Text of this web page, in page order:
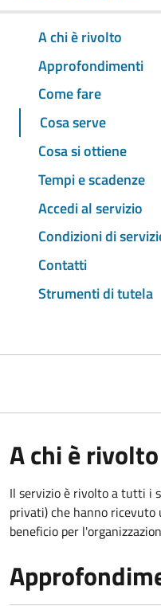
A chi è rivolto
Approfondimenti
Come fare
Cosa serve
Cosa si ottiene
Tempi e scadenze
Accedi al servizio
Condizioni di
Contatti
Strumenti di tutela
A chi è rivolto
Il servizio è rivolto a tutti i
privati) che hanno
beneficio per